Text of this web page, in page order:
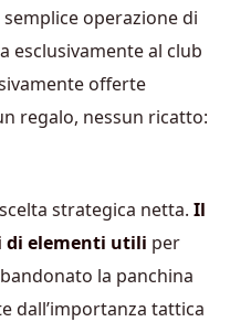
operazione di
esclusivamente al club
offerte
regalo, nessun ricatto:
strategica netta. Il
di elementi utili per
la panchina
dall’importanza tattica